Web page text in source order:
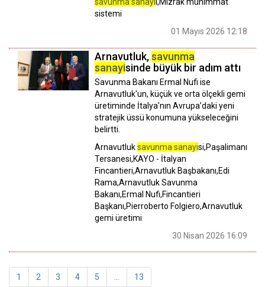
sistemi
01 Mayıs 2026 12:18
Arnavutluk,savunma
sanayisinde büyük bir adım attı
Savunma Bakanı Ermal Nufi ise
Arnavutluk'un, küçük ve orta ölçekli gemi
üretiminde İtalya’nın Avrupa’daki yeni
stratejik üssü konumuna yükseleceğini
belirtti.
Arnavutluksavunma sanayisi,Paşalimanı
Tersanesi,KAYO - İtalyan
Fincantieri,Arnavutluk Başbakanı,Edi
Rama,Arnavutluk Savunma
Bakanı,Ermal Nufi,Fincantieri
Başkanı,Pierroberto Folgiero,Arnavutluk
gemi üretimi
30 Nisan 2026 16:09
1 2 3 4 5 13